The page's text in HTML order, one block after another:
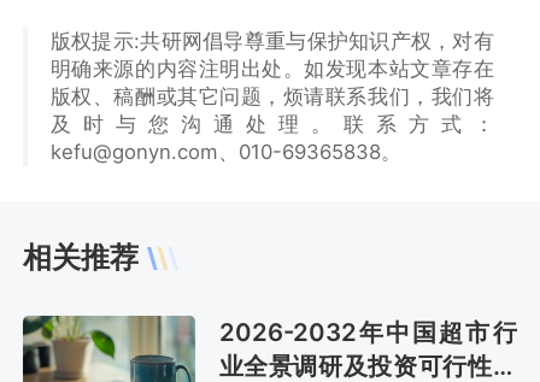
版权提示:共研网倡导尊重与保护知识产权，对有
明确来源的内容注明出处。如发现本站文章存在
版权、稿酬或其它问题，烦请联系我们，我们将
及时与您沟通处理。联系方式：
kefu@gonyn.com、010-69365838。
相关推荐
2026-2032年中国超市行
业全景调研及投资可行性报